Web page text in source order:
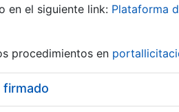
en el siguiente link: Plataforma
procedimientos en
firmado